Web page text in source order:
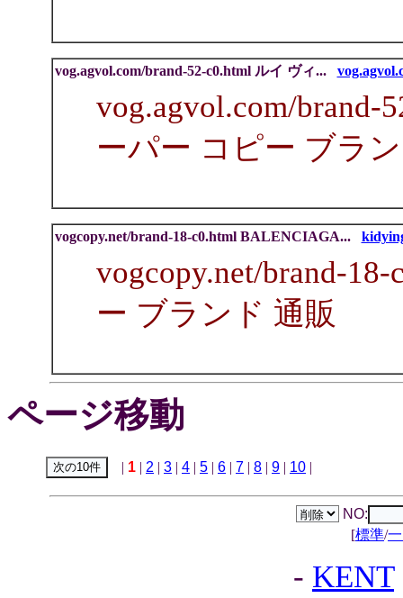
vog.agvol.com/brand-52-c0.html ルイ ヴィ...
vog.agvol.com/
ーパー コピー ブラ
vogcopy.net/brand-18-c0.html BALENCIAGA...
vogcopy.net/brand-
ー ブランド 通販
ページ移動
| 1 | 2 | 3 | 4 | 5 | 6 | 7 | 8 | 9 | 10 |
NO:
[標準/
- KENT